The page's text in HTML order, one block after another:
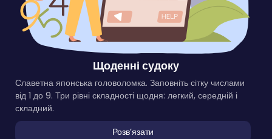
Щоденні судоку
Славетна японська головоломка. Заповніть сітку числами
від 1 до 9. Три рівні складності щодня: легкий, середній і
складний.
Розвʼязати